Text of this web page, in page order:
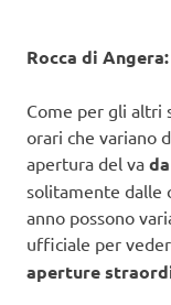
Rocca di
Come per gli altri
orari che variano
apertura del va
solitamente dalle
anno possono
ufficiale per
aperture